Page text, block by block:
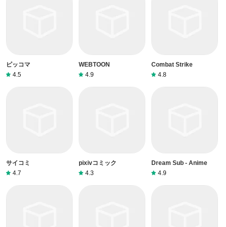
ピッコマ
4.5
WEBTOON
4.9
Combat Strike
4.8
サイコミ
4.7
pixivコミック
4.3
Dream Sub - Anime
4.9